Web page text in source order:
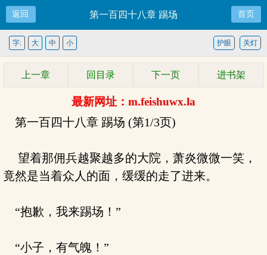
返回 第一百四十八章 踢场 首页
关灯
护眼
字: 大 中 小
上一章 回目录 下一页 进书架
最新网址：m.feishuwx.la
第一百四十八章 踢场 (第1/3页)
望着那佣兵越聚越多的大院，萧炎微微一笑，
竟然是当着众人的面，缓缓的走了进来。
“抱歉，我来踢场！”
“小子，有气魄！”